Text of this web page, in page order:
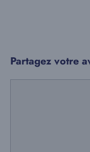
Partagez votre